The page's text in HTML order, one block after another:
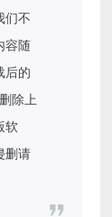
们不
容随
后的
除上
软
删请